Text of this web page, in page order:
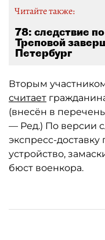
Читайте также:
78: следствие
Треповой
Петербург
Вторым
считает
(внесён в
— Ред.) По версии
экспресс-
устройство,
бюст военкора.